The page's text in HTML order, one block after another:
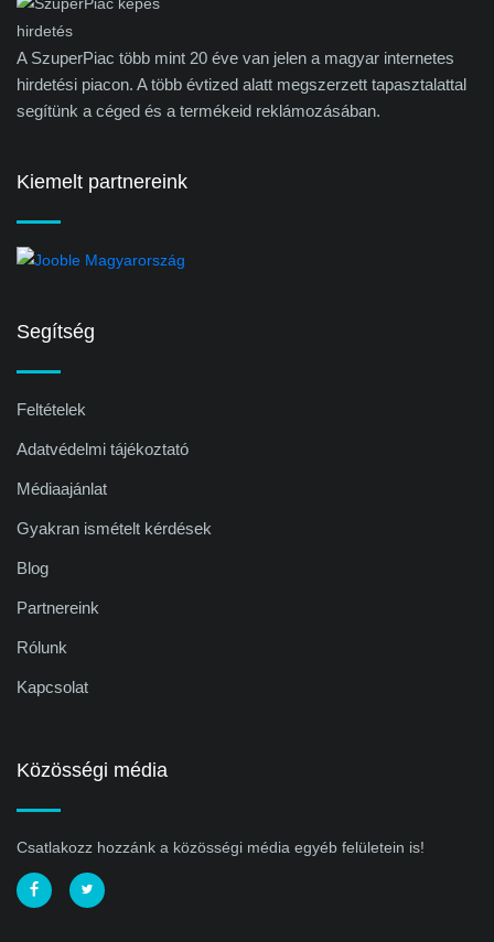
A SzuperPiac több mint 20 éve van jelen a magyar internetes
hirdetési piacon. A több évtized alatt megszerzett tapasztalattal
segítünk a céged és a termékeid reklámozásában.
Kiemelt partnereink
Segítség
Feltételek
Adatvédelmi tájékoztató
Médiaajánlat
Gyakran ismételt kérdések
Blog
Partnereink
Rólunk
Kapcsolat
Közösségi média
Csatlakozz hozzánk a közösségi média egyéb felületein is!